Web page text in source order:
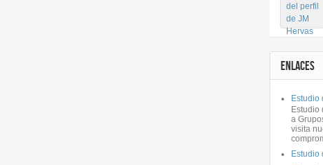
ENLACES
Estudio
Estudio
a
visita
Estudio